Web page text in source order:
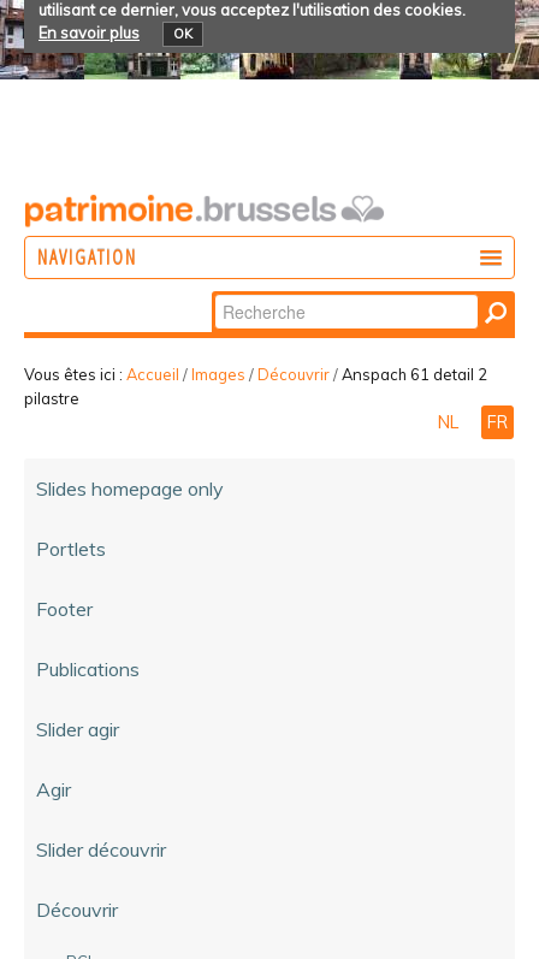
utilisant ce dernier, vous acceptez l'utilisation des cookies.
En savoir plus
OK
NAVIGATION
Chercher par
Recherche
avancée…
Vous êtes ici : Accueil /Images /Découvrir/Anspach 61 detail 2
pilastre
NL FR
Slides homepage only
Portlets
Footer
Publications
Slider agir
Agir
Slider découvrir
Découvrir